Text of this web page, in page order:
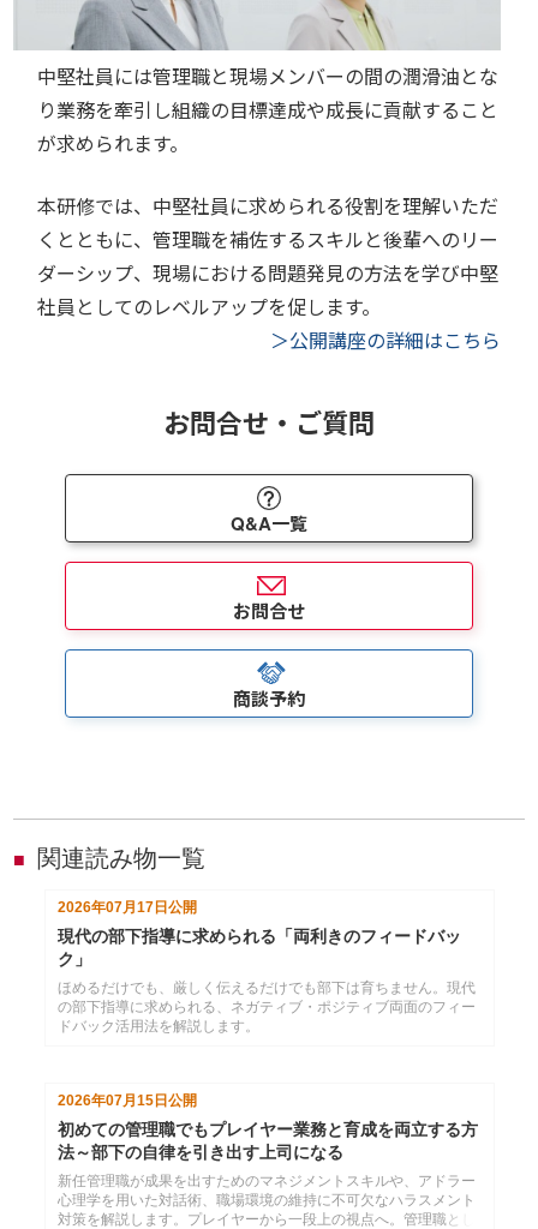
中堅社員には管理職と現場メンバーの間の潤滑油とな
り業務を牽引し組織の目標達成や成長に貢献すること
が求められます。
本研修では、中堅社員に求められる役割を理解いただ
くとともに、管理職を補佐するスキルと後輩へのリー
ダーシップ、現場における問題発見の方法を学び中堅
社員としてのレベルアップを促します。
＞公開講座の詳細はこちら
お問合せ・ご質問
Q&A一覧
お問合せ
商談予約
■ 関連読み物一覧
2026年07月17日 公開
現代の部下指導に求められる「両利きのフィードバッ
ク」
ほめるだけでも、厳しく伝えるだけでも部下は育ちません。現代
の部下指導に求められる、ネガティブ・ポジティブ両面のフィー
ドバック活用法を解説します。
2026年07月15日公開
初めての管理職でもプレイヤー業務と育成を両立する方
法～部下の自律を引き出す上司になる
新任管理職が成果を出すためのマネジメントスキルや、アドラー
心理学を用いた対話術、職場環境の維持に不可欠なハラスメント
対策を解説します。プレイヤーから一段上の視点へ。管理職とし